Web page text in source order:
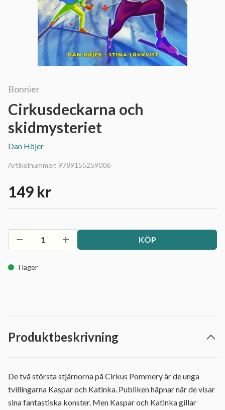
Bonnier
Cirkusdeckarna och
skidmysteriet
Dan Höjer
Artikelnummer: 9789155259006
149 kr
KÖP
I lager
Produktbeskrivning
De två största stjärnorna på Cirkus Pommery är de unga
tvillingarna Kaspar och Katinka. Publiken häpnar när de visar
sina fantastiska konster. Men Kaspar och Katinka gillar